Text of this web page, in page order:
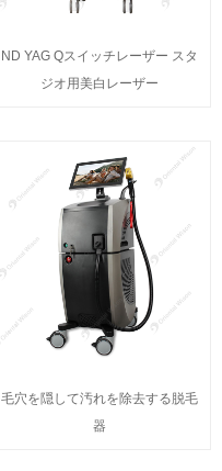
ND YAG Qスイッチレーザー スタ
ジオ用美白レーザー
毛穴を隠して汚れを除去する脱毛
器